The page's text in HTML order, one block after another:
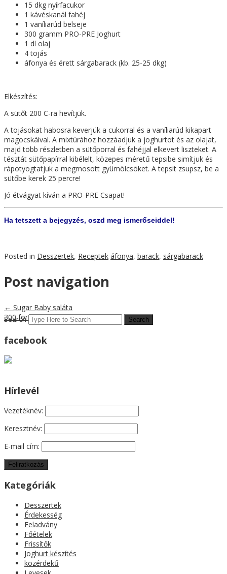
15 dkg nyírfacukor
1 kávéskanál fahéj
1 vaníliarúd belseje
300 gramm PRO-PRE Joghurt
1 dl olaj
4 tojás
áfonya és érett sárgabarack (kb. 25-25 dkg)
Elkészítés:
A sütőt 200 C-ra hevítjük.
A tojásokat habosra keverjük a cukorral és a vaníliarúd kikapart
magocskáival. A mixtúrához hozzáadjuk a joghurtot és az olajat,
majd több részletben a sütőporral és fahéjjal elkevert liszteket. A
tésztát sütőpapírral kibélelt, közepes méretű tepsibe simítjuk és
rápotyogtatjuk a megmosott gyümölcsöket. A tepsit zsupsz, be a
sütőbe kerek 25 percre!
Jó étvágyat kíván a PRO-PRE Csapat!
Ha tetszett a bejegyzés, oszd meg ismerőseiddel!
Posted in Desszertek, Receptek áfonya, barack, sárgabarack
Post navigation
← Sugar Baby saláta
300 for 50→
Search
facebook
Hírlevél
Vezetéknév:
Keresztnév:
E-mail cím:
Kategóriák
Desszertek
Érdekesség
Feladvány
Főételek
Frissítők
Joghurt készítés
közérdekű